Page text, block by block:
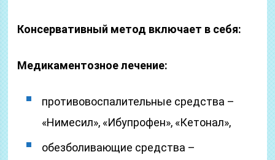
Консервативный метод включает в себя:
Медикаментозное лечение:
противовоспалительные средства –
«Нимесил», «Ибупрофен», «Кетонал»,
обезболивающие средства –